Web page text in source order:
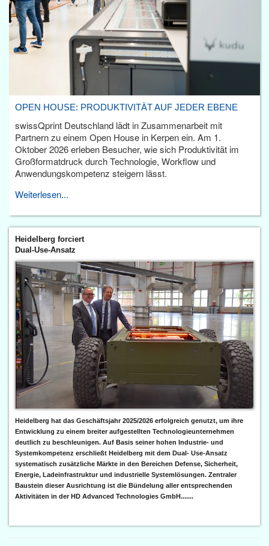
OPEN HOUSE: PRODUKTIVITÄT AUF JEDER EBENE
swissQprint Deutschland lädt in Zusammenarbeit mit
Partnern zu einem Open House in Kerpen ein. Am 1.
Oktober 2026 erleben Besucher, wie sich Produktivität im
Großformatdruck durch Technologie, Workflow und
Anwendungskompetenz steigern lässt.
Weiterlesen...
Heidelberg forciert
Dual-Use-Ansatz
Heidelberg hat das Geschäftsjahr 2025/2026 erfolgreich genutzt, um ihre
Entwicklung zu einem breiter aufgestellten Technologieunternehmen
deutlich zu beschleunigen. Auf Basis seiner hohen Industrie- und
Systemkompetenz erschließt Heidelberg mit dem Dual- Use-Ansatz
systematisch zusätzliche Märkte in den Bereichen Defense, Sicherheit,
Energie, Ladeinfrastruktur und industrielle Systemlösungen. Zentraler
Baustein dieser Ausrichtung ist die Bündelung aller entsprechenden
Aktivitäten in der HD Advanced Technologies GmbH.......